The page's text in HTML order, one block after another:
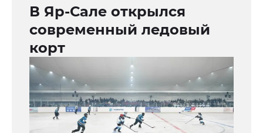
В Яр-Сале открылся
современный ледовый
корт